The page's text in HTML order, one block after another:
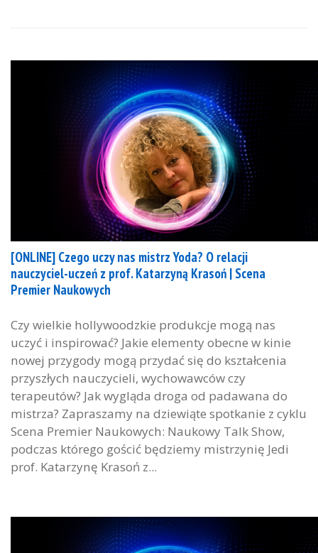
[ONLINE] Czego uczy nas mistrz Yoda? O relacji
nauczyciel-uczeń z prof. Katarzyną Krasoń | Scena
Premier Naukowych
Czy wielkie hollywoodzkie produkcje mogą nas
uczyć i inspirować? Jakie elementy obecne w kinie
nowej przygody mogą przydać się do kształcenia
przyszłych nauczycieli, wychowawców czy
terapeutów? Jak wygląda droga od padawana do
mistrza? Zapraszamy na dziewiąte spotkanie z cyklu
Scena Premier Naukowych: Naukowy Talk Show,
podczas którego gościć będziemy mistrzynię Jedi
prof. Katarzynę Krasoń z...